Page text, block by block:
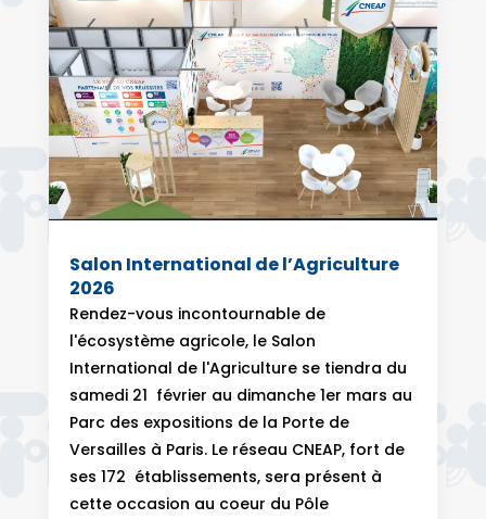
Salon International de l’Agriculture
2026
Rendez-vous incontournable de
l'écosystème agricole, le Salon
International de l'Agriculture se tiendra du
samedi 21 février au dimanche 1er mars au
Parc des expositions de la Porte de
Versailles à Paris. Le réseau CNEAP, fort de
ses 172 établissements, sera présent à
cette occasion au coeur du Pôle